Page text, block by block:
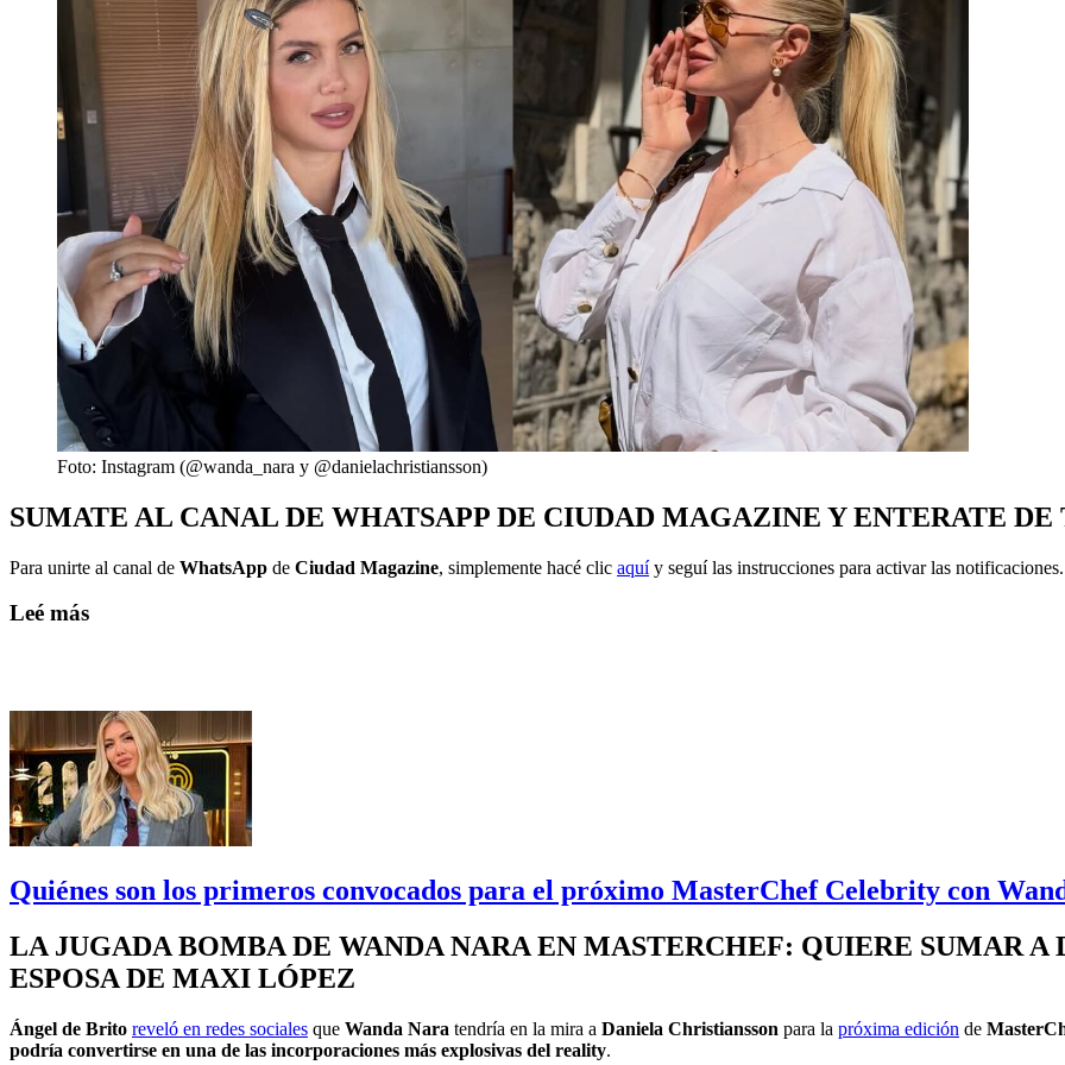
Foto: Instagram (@wanda_nara y @danielachristiansson)
SUMATE AL CANAL DE WHATSAPP DE CIUDAD MAGAZINE Y ENTERATE DE
Para unirte al canal de WhatsApp de Ciudad Magazine, simplemente hacé clic aquíy seguí las instrucciones para activar las notificaciones.
Leé más
Quiénes son los primeros convocados para el próximo MasterChef Celebrity con
LA JUGADA BOMBA DE WANDA NARA EN MASTERCHEF: QUIERE SUMAR
ESPOSA DE MAXI LÓPEZ
Ángel de Brito reveló en redes sociales que Wanda Nara tendría en la mira a Daniela Christiansson para la próxima edición de
podría convertirse en una de las incorporaciones más explosivas del reality.